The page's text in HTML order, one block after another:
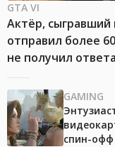
GTA VI
Актёр, сыгравший
отправил более
не получил ответа
GAMING
спин-офф